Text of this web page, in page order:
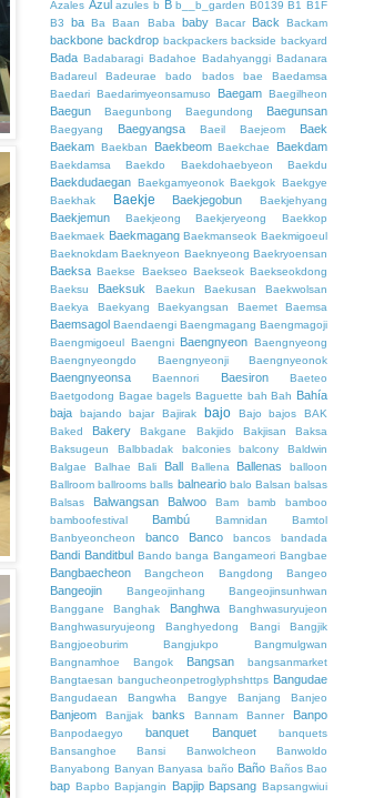
Azales Azul azules b B b__b_garden B0139 B1 B1F
B3
ba Ba Baan Baba baby Bacar Back Backam
backbone backdrop backpackers backside backyard
Bada Badabaragi Badahoe Badahyanggi Badanara
Badareul
Badeurae bado bados bae
Baedamsa
Baedari Baedarimyeonsamuso Baegam Baegilheon
Baegun Baegunbong Baegundong Baegunsan
Baegyang Baegyangsa Baeil Baejeom
Baek
Baekam Baekban Baekbeom Baekchae Baekdam
Baekdamsa Baekdo Baekdohaebyeon Baekdu
Baekdudaegan Baekgamyeonok Baekgok Baekgye
Baekhak
Baekje Baekjegobun Baekjehyang
Baekjemun Baekjeong Baekjeryeong
Baekkop
Baekmaek Baekmagang Baekmanseok Baekmigoeul
Baeknokdam Baeknyeon Baeknyeong Baekryoensan
Baeksa Baekse Baekseo Baekseok Baekseokdong
Baeksu
Baeksuk Baekun Baekusan
Baekwolsan
Baekya
Baekyang Baekyangsan Baemet Baemsa
Baemsagol Baendaengi Baengmagang Baengmagoji
Baengmigoeul Baengni Baengnyeon Baengnyeong
Baengnyeongdo
Baengnyeonji Baengnyeonok
Baengnyeonsa Baennori Baesiron
Baeteo
Baetgodong Bagae bagels Baguette bah Bah Bahía
baja
bajando bajar Bajirak bajo Bajo bajos
BAK
Baked
Bakery Bakgane Bakjido Bakjisan
Baksa
Baksugeun
Balbbadak balconies balcony
Baldwin
Balgae
Balhae Bali Ball Ballena Ballenas
balloon
Ballroom ballrooms balls balneario balo Balsan balsas
Balsas
Balwangsan Balwoo Bam bamb
bamboo
bamboofestival
Bambú Bamnidan
Bamtol
Banbyeoncheon
banco Banco bancos bandada
Bandi Banditbul Bando banga Bangameori Bangbae
Bangbaecheon Bangcheon Bangdong Bangeo
Bangeojin Bangeojinhang
Bangeojinsunhwan
Banggane
Banghak Banghwa
Banghwasuryujeon
Banghwasuryujeong
Banghyedong Bangi
Bangjik
Bangjoeoburim
Bangjukpo
Bangmulgwan
Bangnamhoe
Bangok Bangsan
bangsanmarket
Bangtaesan bangucheonpetroglyphshttps Bangudae
Bangudaean Bangwha Bangye Banjang Banjeo
Banjeom Banjjak banks Bannam Banner Banpo
Banpodaegyo banquet Banquet
banquets
Bansanghoe
Bansi Banwolcheon
Banwoldo
Banyabong Banyan Banyasa baño Baño Baños Bao
bap Bapbo Bapjangin Bapjip Bapsang Bapsangwiui